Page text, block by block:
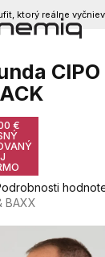
ktorý reálne
€
BAXX